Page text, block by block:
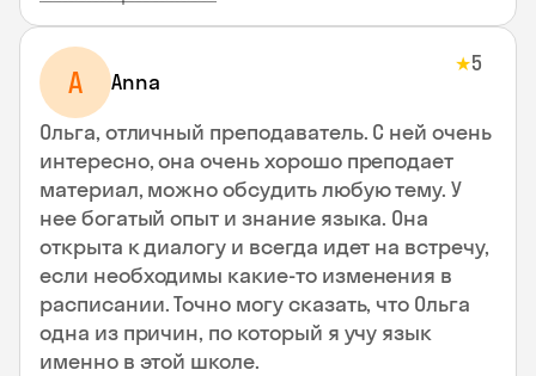
A Anna
★5
Ольга, отличный преподаватель. С ней очень
интересно, она очень хорошо преподает
материал, можно обсудить любую тему. У
нее богатый опыт и знание языка. Она
открыта к диалогу и всегда идет на встречу,
если необходимы какие-то изменения в
расписании. Точно могу сказать, что Ольга
одна из причин, по который я учу язык
именно в этой школе.